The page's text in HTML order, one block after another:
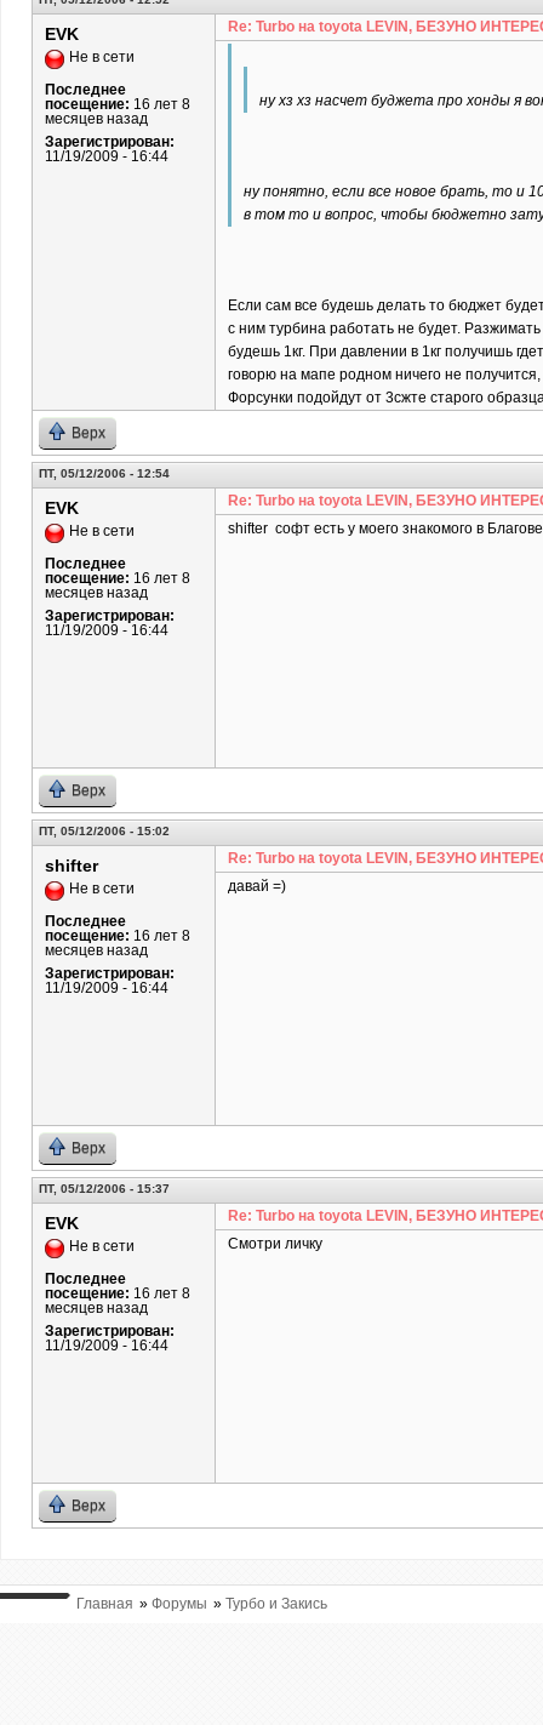
EVK
Не в сети
Последнее
посещение: 16 лет 8
месяцев назад
Зарегистрирован:
11/19/2009 - 16:44
Re: Turbo на toyota LEVIN, БЕЗУНО
ну хз хз насчет буджета про хонды я
ну понятно, если все новое брать, то и
в том то и вопрос, чтобы бюджетно
Если сам все будешь делать то бюджет
с ним турбина работать не будет.
будешь 1кг. При давлении в 1кг получишь
говорю на мапе родном ничего не
Форсунки подойдут от 3сжте старого
Верх
ПТ, 05/12/2006 - 12:54
EVK
Не в сети
Последнее
посещение: 16 лет 8
месяцев назад
Зарегистрирован:
11/19/2009 - 16:44
Re: Turbo на toyota LEVIN, БЕЗУНО
shifter софт есть у моего знакомого в
Верх
ПТ, 05/12/2006 - 15:02
shifter
Не в сети
Последнее
посещение: 16 лет 8
месяцев назад
Зарегистрирован:
11/19/2009 - 16:44
Re: Turbo на toyota LEVIN, БЕЗУНО
давай =)
Верх
ПТ, 05/12/2006 - 15:37
EVK
Не в сети
Последнее
посещение: 16 лет 8
месяцев назад
Зарегистрирован:
11/19/2009 - 16:44
Re: Turbo на toyota LEVIN, БЕЗУНО
Смотри личку
Верх
Главная » Форумы » Турбо и Закись